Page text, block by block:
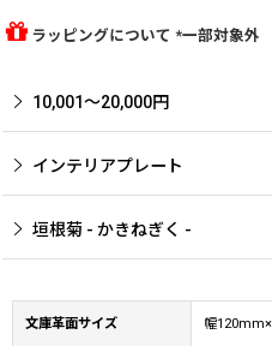
ラッピングについて *一部対象外
10,001〜20,000円
インテリアプレート
垣根菊 - かきねぎく -
文庫革面サイズ 幅